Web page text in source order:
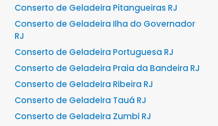
Conserto de Geladeira Pitangueiras RJ
Conserto de Geladeira Ilha do Governador
RJ
Conserto de Geladeira Portuguesa RJ
Conserto de Geladeira Praia da Bandeira RJ
Conserto de Geladeira Ribeira RJ
Conserto de Geladeira Tauá RJ
Conserto de Geladeira Zumbi RJ